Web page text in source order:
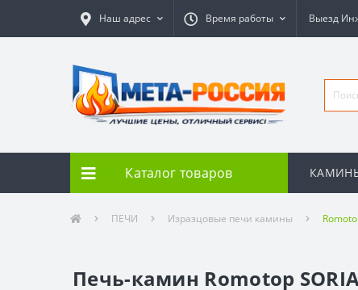
Наш адрес Время работы Выезд
Каталог товаров
ПЕЧИ Изразцовые печи камины
Печь-камин Romotop